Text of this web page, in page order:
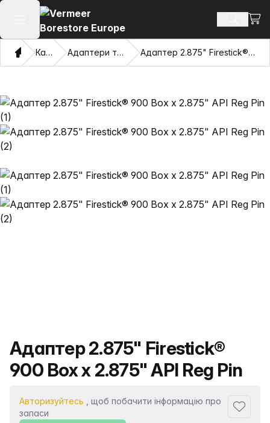
Відкрити головне меню Пошук
Дім Каталог Адаптери та витягувачі очі Адаптер 2.875" Firestick® 900 Box x 2.875" API Reg Pin
Назва продукту
Адаптер 2.875" Firestick®
900 Box x 2.875" API Reg Pin
Авторизуйтесь , щоб побачити інформацію про
запаси